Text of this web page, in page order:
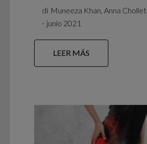
di Muneeza Khan, Anna Chollet
∙ junio 2021
LEER MÁS